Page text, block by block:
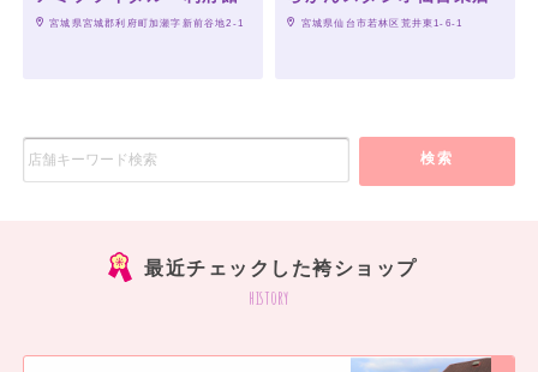
宮城県宮城郡利府町加瀬字新前谷地2-1 宮城県仙台市若林区荒井東1-6-1
検索
最近チェックした袴ショップ
history